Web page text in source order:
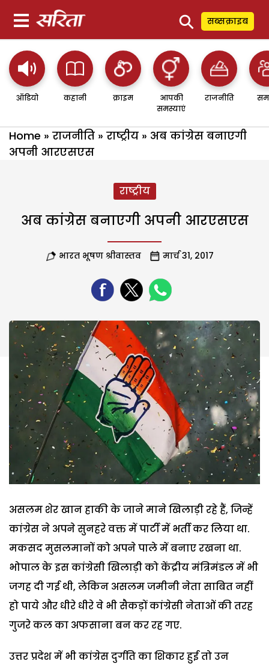
⚲ सब्सक्राइब
ऑडियो कहानी क्राइम
आपकी
समस्याएं
राजनीति
Home » राजनीति » राष्ट्रीय » अब कांग्रेस बनाएगी
अपनी आरएसएस
राष्ट्रीय
अब कांग्रेस बनाएगी अपनी आरएसएस
भारत भूषण श्रीवास्तव मार्च 31, 2017
असलम शेर खान हाकी के जाने माने खिलाड़ी रहे हैं, जिन्हें
कांग्रेस ने अपने सुनहरे वक्त में पार्टी में भर्ती कर लिया था.
मकसद मुसलमानों को अपने पाले में बनाए रखना था.
भोपाल के इस कांग्रेसी खिलाड़ी को केंद्रीय मंत्रिमंडल में भी
जगह दी गई थी, लेकिन असलम जमीनी नेता साबित नहीं
हो पाये और धीरे धीरे वे भी सैकड़ों कांग्रेसी नेताओं की तरह
गुजरे कल का अफसाना बन कर रह गए.
उत्तर प्रदेश में भी कांग्रेस दुर्गति का शिकार हुई तो उन